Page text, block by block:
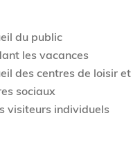
du public
les vacances
des centres de loisir et
sociaux
visiteurs individuels